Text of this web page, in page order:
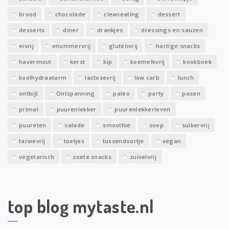
brood chocolade cleaneating dessert
desserts diner drankjes dressings en sauzen
eivrij enummervrij glutenvrij hartige snacks
havermout kerst kip koemelkvrij kookboek
koolhydraatarm lactosevrij low carb lunch
ontbijt Ontspanning paleo party pasen
primal puurenlekker puurenlekkerleven
puureten salade smoothie soep suikervrij
tarwevrij toetjes tussendoortje vegan
vegetarisch zoete snacks zuivelvrij
top blog mytaste.nl